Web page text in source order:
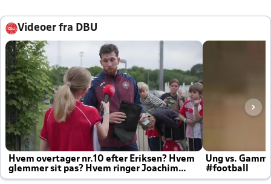
Videoer fra DBU
Hvem overtager nr.10 efter Eriksen? Hvem
glemmer sit pas? Hvem ringer Joachim
altid til efter kampe?
Ung vs.
#football